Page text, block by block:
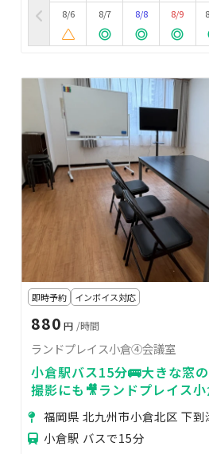
8/6
8/7
8/8
8/9
即時予約 インボイス対応
880 円 /時間
ランドプレイス小倉④会議室
小倉駅バス15分🚌大きな窓
撮影にも🎥ランドプレイス
福岡県 北九州市小倉北区 下到
小倉駅 バスで15分